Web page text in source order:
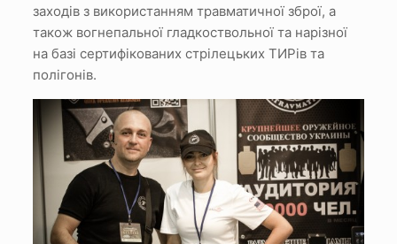
заходів з використанням травматичної зброї, а
також вогнепальної гладкоствольної та нарізної
на базі сертифікованих стрілецьких ТИРів та
полігонів.